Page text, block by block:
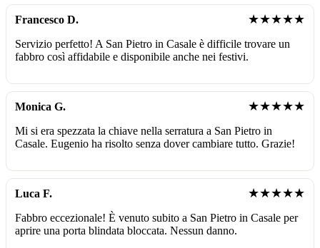
Francesco D. ★★★★★
Servizio perfetto! A San Pietro in Casale è difficile trovare un
fabbro così affidabile e disponibile anche nei festivi.
Monica G. ★★★★★
Mi si era spezzata la chiave nella serratura a San Pietro in
Casale. Eugenio ha risolto senza dover cambiare tutto. Grazie!
Luca F. ★★★★★
Fabbro eccezionale! È venuto subito a San Pietro in Casale per
aprire una porta blindata bloccata. Nessun danno.